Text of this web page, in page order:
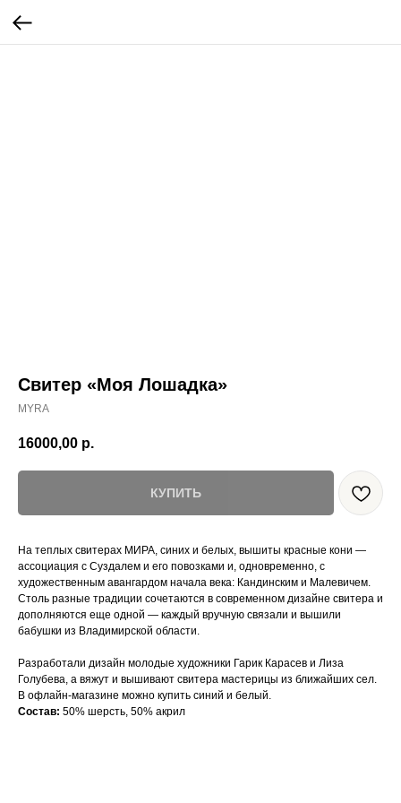
Свитер «Моя Лошадка»
MYRA
16000,00 р.
КУПИТЬ
На теплых свитерах МИРА, синих и белых, вышиты красные кони —
ассоциация с Суздалем и его повозками и, одновременно, с
художественным авангардом начала века: Кандинским и Малевичем.
Столь разные традиции сочетаются в современном дизайне свитера и
дополняются еще одной — каждый вручную связали и вышили
бабушки из Владимирской области.
Разработали дизайн молодые художники Гарик Карасев и Лиза
Голубева, а вяжут и вышивают свитера мастерицы из ближайших сел.
В офлайн-магазине можно купить синий и белый.
Состав: 50% шерсть, 50% акрил